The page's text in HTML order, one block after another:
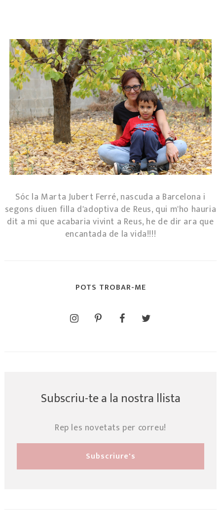
Sóc la Marta Jubert Ferré, nascuda a Barcelona i
segons diuen filla d'adoptiva de Reus, qui m'ho hauria
dit a mi que acabaria vivint a Reus, he de dir ara que
encantada de la vida!!!!
POTS TROBAR-ME
Subscriu-te a la nostra llista
Rep les novetats per correu!